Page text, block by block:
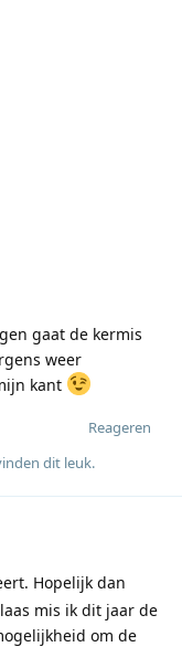
gaat de kermis
weer
kant
Reageren
dit leuk.
Hopelijk dan
mis ik dit jaar de
om de